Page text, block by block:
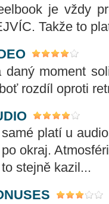
je vždy
Takže to
daný moment
rozdíl oproti
samé platí u
okraj.
to stejně kazil...